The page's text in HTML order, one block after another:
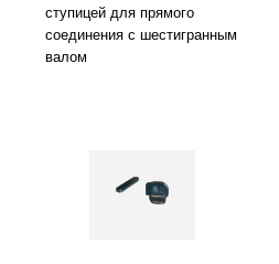
ступицей для прямого
соединения с шестигранным
валом